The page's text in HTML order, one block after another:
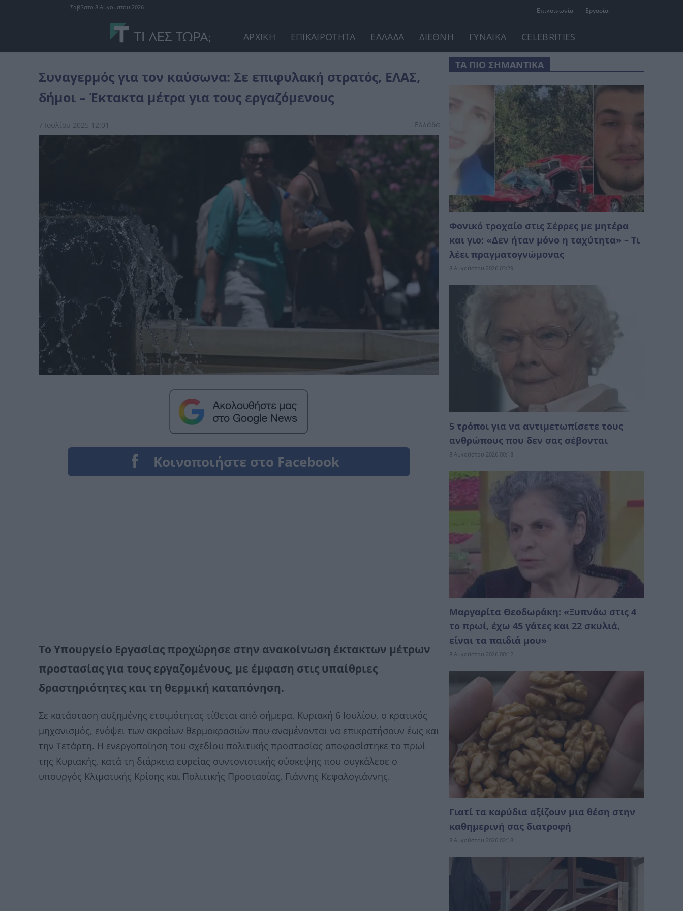
Επικοινωνία Εργασία
Σάββατο 8 Αυγούστου 2026
ΑΡΧΙΚΗ ΕΠΙΚΑΙΡΟΤΗΤΑ ΕΛΛΑΔΑ ΔΙΕΘΝΗ ΓΥΝΑΙΚΑ CELEBRITIES
Συναγερμός για τον καύσωνα: Σε επιφυλακή στρατός, ΕΛΑΣ,
δήμοι – Έκτακτα μέτρα για τους εργαζόμενους
7 Ιουλίου 2025 12:01 Ελλάδα
Το Υπουργείο Εργασίας προχώρησε στην ανακοίνωση έκτακτων μέτρων
προστασίας για τους εργαζομένους, με έμφαση στις υπαίθριες
δραστηριότητες και τη θερμική καταπόνηση.
Σε κατάσταση αυξημένης ετοιμότητας τίθεται από σήμερα, Κυριακή 6 Ιουλίου, ο κρατικός
μηχανισμός, ενόψει των ακραίων θερμοκρασιών που αναμένονται να επικρατήσουν έως και
την Τετάρτη. Η ενεργοποίηση του σχεδίου πολιτικής προστασίας αποφασίστηκε το πρωί
της Κυριακής, κατά τη διάρκεια ευρείας συντονιστικής σύσκεψης που συγκάλεσε ο
υπουργός Κλιματικής Κρίσης και Πολιτικής Προστασίας, Γιάννης Κεφαλογιάννης.
ΤΑ ΠΙΟ ΣΗΜΑΝΤΙΚΑ
Φονικό τροχαίο στις Σέρρες με μητέρα
και γιο: «Δεν ήταν μόνο η ταχύτητα» – Τι
λέει πραγματογνώμονας
8 Αυγούστου 2026 03:29
5 τρόποι για να αντιμετωπίσετε τους
ανθρώπους που δεν σας σέβονται
8 Αυγούστου 2026 00:18
Μαργαρίτα Θεοδωράκη: «Ξυπνάω στις 4
το πρωί, έχω 45 γάτες και 22 σκυλιά,
είναι τα παιδιά μου»
8 Αυγούστου 2026 00:12
Γιατί τα καρύδια αξίζουν μια θέση στην
καθημερινή σας διατροφή
8 Αυγούστου 2026 02:18